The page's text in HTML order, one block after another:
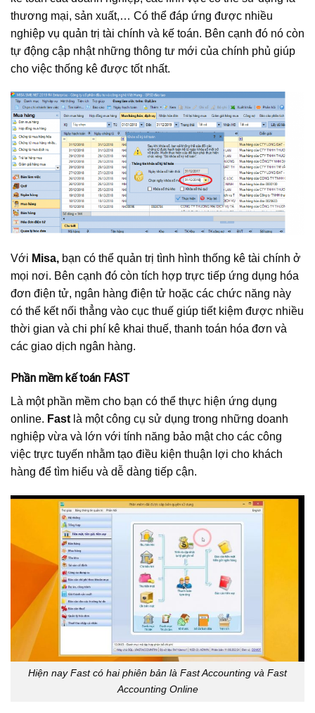
thương mại, sản xuất,… Có thể đáp ứng được nhiều
nghiệp vụ quản trị tài chính và kế toán. Bên cạnh đó nó còn
tự động cập nhật những thông tư mới của chính phủ giúp
cho việc thống kê được tốt nhất.
Với Misa, bạn có thể quản trị tình hình thống kê tài chính ở
mọi nơi. Bên cạnh đó còn tích hợp trực tiếp ứng dụng hóa
đơn điện tử, ngân hàng điện tử hoặc các chức năng này
có thể kết nối thẳng vào cục thuế giúp tiết kiệm được nhiều
thời gian và chi phí kê khai thuế, thanh toán hóa đơn và
các giao dịch ngân hàng.
Phần mềm kế toán FAST
Là một phần mềm cho bạn có thể thực hiện ứng dụng
online. Fast là một công cụ sử dụng trong những doanh
nghiệp vừa và lớn với tính năng bảo mật cho các công
việc trực tuyến nhằm tạo điều kiện thuận lợi cho khách
hàng để tìm hiểu và dễ dàng tiếp cận.
Hiện nay Fast có hai phiên bản là Fast Accounting và Fast
Accounting Online